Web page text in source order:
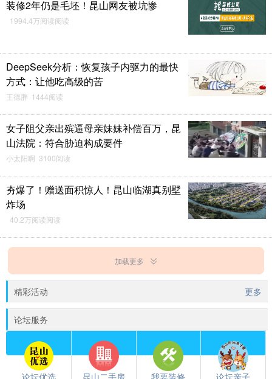
装修2年仍是毛坯！昆山网友被坑惨
1994.4万阅读阅读
DeepSeek分析：恢复孩子内驱力的最快
方式：让他吃高级的苦
王德胖 1444阅读
女子阻父亲出殡逼母亲妹妹补偿百万，昆
山法院：符合胁迫构成要件
小太阳啊 3100阅读
夯爆了！赠送面积惊人！昆山临湖真别墅
炸场
40.2万阅读阅读
加载更多
精彩活动 更多
论坛服务
论坛优选 昆山二手房 我要装修 论坛亲子